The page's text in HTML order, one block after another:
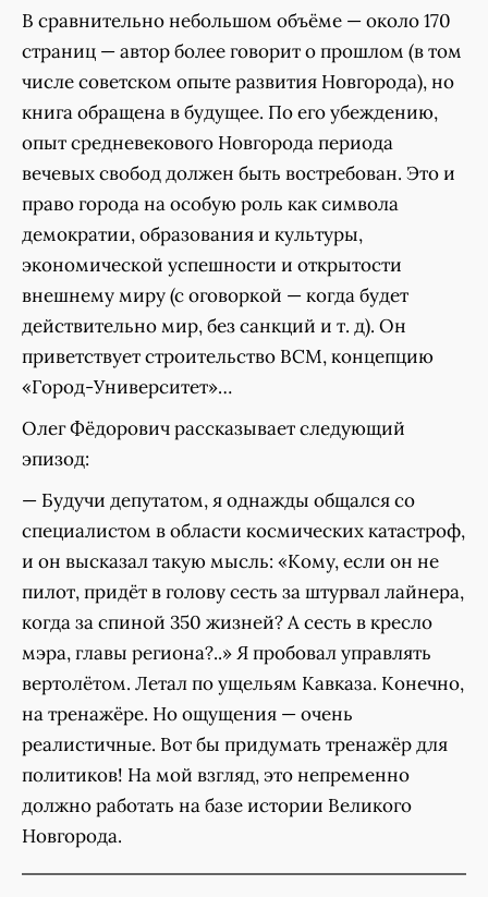
В сравнительно небольшом объёме — около 170
страниц — автор более говорит о прошлом (в том
числе советском опыте развития Новгорода), но
книга обращена в будущее. По его убеждению,
опыт средневекового Новгорода периода
вечевых свобод должен быть востребован. Это и
право города на особую роль как символа
демократии, образования и культуры,
экономической успешности и открытости
внешнему миру (с оговоркой — когда будет
действительно мир, без санкций и т. д). Он
приветствует строительство ВСМ, концепцию
«Город-Университет»…
Олег Фёдорович рассказывает следующий
эпизод:
— Будучи депутатом, я однажды общался со
специалистом в области космических катастроф,
и он высказал такую мысль: «Кому, если он не
пилот, придёт в голову сесть за штурвал лайнера,
когда за спиной 350 жизней? А сесть в кресло
мэра, главы региона?..» Я пробовал управлять
вертолётом. Летал по ущельям Кавказа. Конечно,
на тренажёре. Но ощущения — очень
реалистичные. Вот бы придумать тренажёр для
политиков! На мой взгляд, это непременно
должно работать на базе истории Великого
Новгорода.